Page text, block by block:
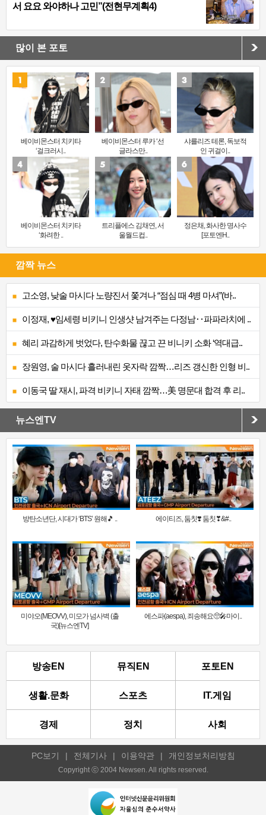
서 요요 와야하나 고민”(전현무계획4)
많이 본 포토
베이비몬스터 치키타
‘걸크러시..
베이비몬스터 루카 ‘선
글라스만..
샤를리즈 테론, 독보적
인 귀걸이..
베이비몬스터 치키타
‘화려한 ..
트리플에스 김채연, 서
울월드컵..
정은채, 화사한 명사수
[포토엔H..
깜짝 뉴스
고소영, 낮술 마시다 노량진서 쫓겨나 “점심 때 4병 마셔”(바..
이정재, ♥임세령 비키니 인생샷 남겨주는 다정남‥파파라치에 ..
혜리 과감하게 벗었다, 탄수화물 끊고 끈 비니키 소화 ‘역대급..
장원영, 술 마시다 흘러내린 옷자락 깜짝…리즈 갱신한 인형 비..
이동국 딸 재시, 파격 비키니 자태 깜짝…美 명문대 합격 후 리..
뉴스엔TV
방탄소년단, 시대가 ‘BTS’ 원해🎵 .. 에이티즈, 둠칫❣️ 둠칫❣&#..
미야오(MEOVV), 미모가 넘사벽 (출
국)[뉴스엔TV]
에스파(aespa), 죄송해요🥺🎤마이..
방송EN 뮤직EN 포토EN
생활.문화 스포츠 IT.게임
경제 정치 사회
PC보기 | 전체기사 | 이용약관 | 개인정보처리방침
Copyright ⓒ 2004 Newsen. All rights reserved.